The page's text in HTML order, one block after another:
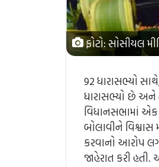
ફોટો: સોસીયલ
92 ધારાસભ્યો
ધારાસભ્યો છે
વિધાનસભામાં
બોલાવીને
કરવાનો આરોપ
જાહેરાત કરી હતી.